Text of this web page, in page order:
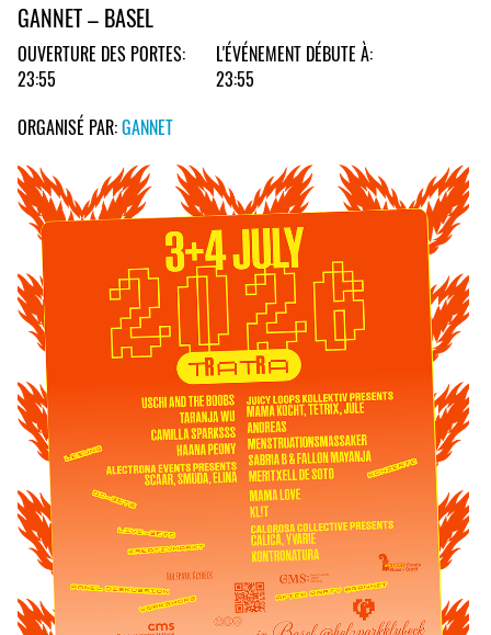
GANNET – BASEL
OUVERTURE DES PORTES:
23:55
L'ÉVÉNEMENT DÉBUTE À:
23:55
ORGANISÉ PAR:GANNET